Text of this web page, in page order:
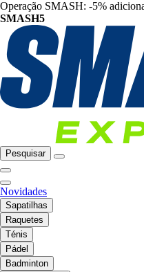
Operação SMASH: -5%
SMASH5
Pesquisar
Novidades
Sapatilhas
Raquetes
Ténis
Pádel
Badminton